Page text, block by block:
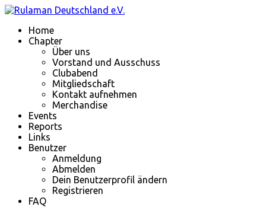
Home
Chapter
Über uns
Vorstand und Ausschuss
Clubabend
Mitgliedschaft
Kontakt aufnehmen
Merchandise
Events
Reports
Links
Benutzer
Anmeldung
Abmelden
Dein Benutzerprofil ändern
Registrieren
FAQ